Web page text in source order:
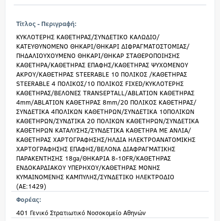
Τίτλος - Περιγραφή:
ΚΥΚΛΟΤΕΡΗΣ ΚΑΘΕΤΗΡΑΣ/ΣΥΝΔΕΤΙΚΟ ΚΑΛΩΔΙΟ/
ΚΑΤΕΥΘΥΝΟΜΕΝΟ ΘΗΚΑΡΙ/ΘΗΚΑΡΙ ΔΙΦΡΑΓΜΑΤΟΣΤΟΜΙΑΣ/
ΠΗΔΑΛΙΟΥΧΟΥΜΕΝΟ ΘΗΚΑΡΙ/ΘΗΚΑΡ ΣΤΑΘΕΡΟΠΟΙΗΣΗΣ
ΚΑΘΕΤΗΡΑ/ΚΑΘΕΤΗΡΑΣ ΕΠΑΦΗΣ/ΚΑΘΕΤΗΡΑΣ ΨΥΧΟΜΕΝΟΥ
ΑΚΡΟΥ/ΚΑΘΕΤΗΡΑΣ STEERABLE 10 ΠΟΛΙΚΟΣ /ΚΑΘΕΤΗΡΑΣ
STEERABLE 4 ΠΟΛΙΚΟΣ/10 ΠΟΛΙΚΟΣ FIXED/ΚΥΚΛΟΤΕΡΗΣ
ΚΑΘΕΤΗΡΑΣ/ΒΕΛΟΝΕΣ TRANSEPTALL/ABLATION ΚΑΘΕΤΗΡΑΣ
4mm/ABLATION ΚΑΘΕΤΗΡΑΣ 8mm/20 ΠΟΛΙΚΟΣ ΚΑΘΕΤΗΡΑΣ/
ΣΥΝΔΕΤΙΚΑ 4ΠΟΛΙΚΩΝ ΚΑΘΕΤΗΡΩΝ/ΣΥΝΔΕΤΙΚΑ 10ΠΟΛΙΚΩΝ
ΚΑΘΕΤΗΡΩΝ/ΣΥΝΔΤΙΚΑ 20 ΠΟΛΙΚΩΝ ΚΑΘΕΤΗΡΩΝ/ΣΥΝΔΕΤΙΚΑ
ΚΑΘΕΤΗΡΩΝ ΚΑΤΑΛΥΣΗΣ/ΣΥΝΔΕΤΙΚΑ ΚΑΘΕΤΗΡΑ ΜΕ ΑΝΛΙΑ/
ΚΑΘΕΤΗΡΑΣ ΧΑΡΤΟΓΡΑΦΗΣΗΣ/ΗΛΔΙΑ ΗΛΕΚΤΡΟΑΝΑΤΟΜΙΚΗΣ
ΧΑΡΤΟΓΡΑΦΗΣΗΣ ΕΠΑΦΗΣ/ΒΕΛΟΝΑ ΔΙΑΦΡΑΓΜΑΤΙΚΗΣ
ΠΑΡΑΚΕΝΤΗΣΗΣ 18ga/ΘΗΚΑΡΙΑ 8-10FR/ΚΑΘΕΤΗΡΑΣ
ΕΝΔΟΚΑΡΔΙΑΚΟΥ ΥΠΕΡΗΧΟΥ/ΚΑΘΕΤΗΡΑΣ ΜΟΝΗΣ
ΚΥΜΑΙΝΟΜΕΝΗΣ ΚΑΜΠΥΛΗΣ/ΣΥΝΔΕΤΙΚΟ ΗΛΕΚΤΡΟΔΙΟ
(ΑΕ:1429)
Φορέας:
401 Γενικό Στρατιωτικό Νοσοκομείο Αθηνών